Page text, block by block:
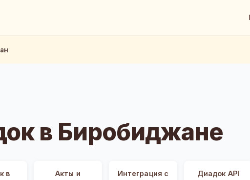
в Биробиджане
в
Акты и
Интеграция с
Диадок API